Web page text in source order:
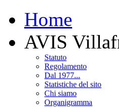
Home
AVIS
Statuto
Regolamento
Dal 1977...
Statistiche del sito
Chi siamo
Organigramma